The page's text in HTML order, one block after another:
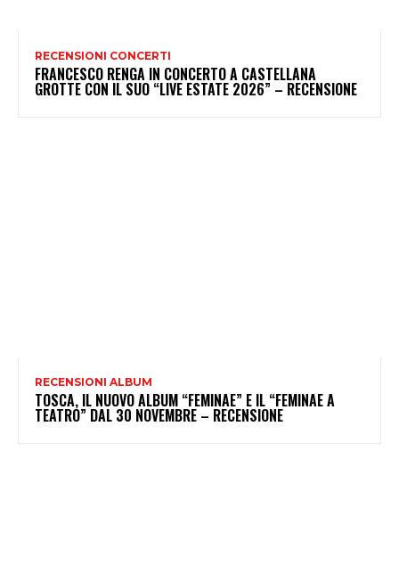
RECENSIONI CONCERTI
FRANCESCO RENGA IN CONCERTO A CASTELLANA
GROTTE CON IL SUO “LIVE ESTATE 2026” – RECENSIONE
RECENSIONI ALBUM
TOSCA, IL NUOVO ALBUM “FEMINAE” E IL “FEMINAE A
TEATRO” DAL 30 NOVEMBRE – RECENSIONE